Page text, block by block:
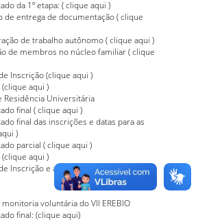
da 1º etapa: (clique aqui )
de entrega de documentação (clique
de trabalho autônomo (clique aqui )
de membros no núcleo familiar (clique
Inscrição (clique aqui )
clique aqui )
Residência Universitária
final (clique aqui )
final das inscrições e datas para as
)
parcial (clique aqui )
clique aqui )
Inscrição e avaliação socieconômica
voluntária do VII EREBIO
final: (clique aqui)